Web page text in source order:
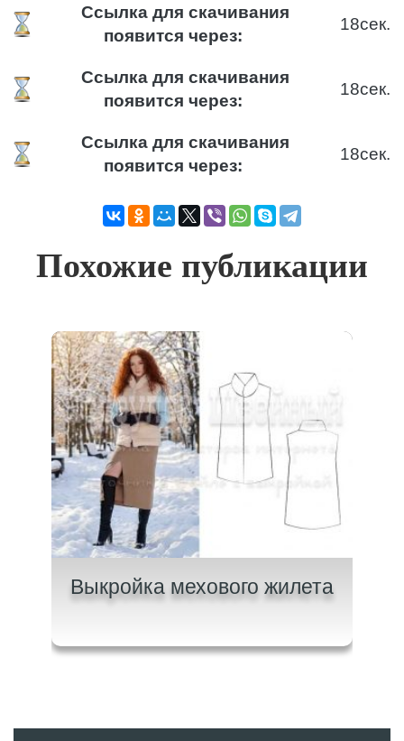
Ссылка для скачивания
появится через:
18сек.
Ссылка для скачивания
появится через:
18сек.
Ссылка для скачивания
появится через:
18сек.
Похожие публикации
Выкройка мехового жилета